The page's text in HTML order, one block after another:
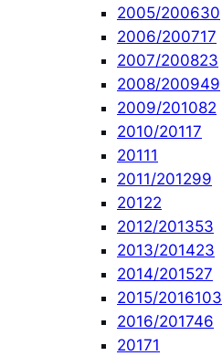
2005/200630
2006/200717
2007/200823
2008/200949
2009/201082
2010/20117
20111
2011/201299
20122
2012/201353
2013/201423
2014/201527
2015/2016103
2016/201746
20171